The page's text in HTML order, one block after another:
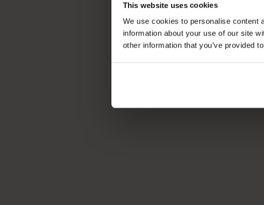
This website uses cookies
We use cookies to personalise content
information about your use of our site
other information that you’ve provided